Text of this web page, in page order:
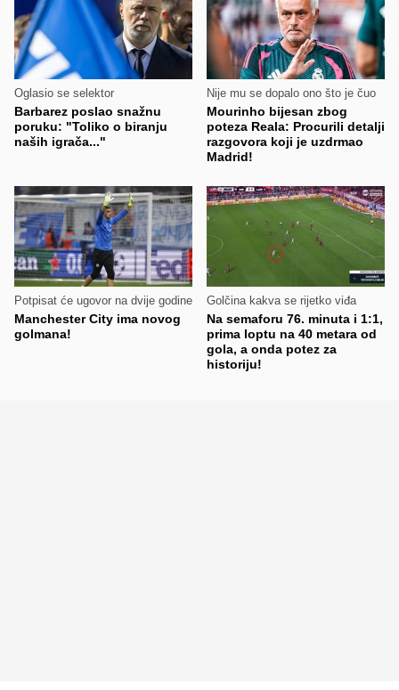
Oglasio se selektor
Barbarez poslao snažnu
poruku: "Toliko o biranju
naših igrača..."
Nije mu se dopalo ono što je čuo
Mourinho bijesan zbog
poteza Reala: Procurili detalji
razgovora koji je uzdrmao
Madrid!
Potpisat će ugovor na dvije godine
Manchester City ima novog
golmana!
Golčina kakva se rijetko viđa
Na semaforu 76. minuta i 1:1,
prima loptu na 40 metara od
gola, a onda potez za
historiju!